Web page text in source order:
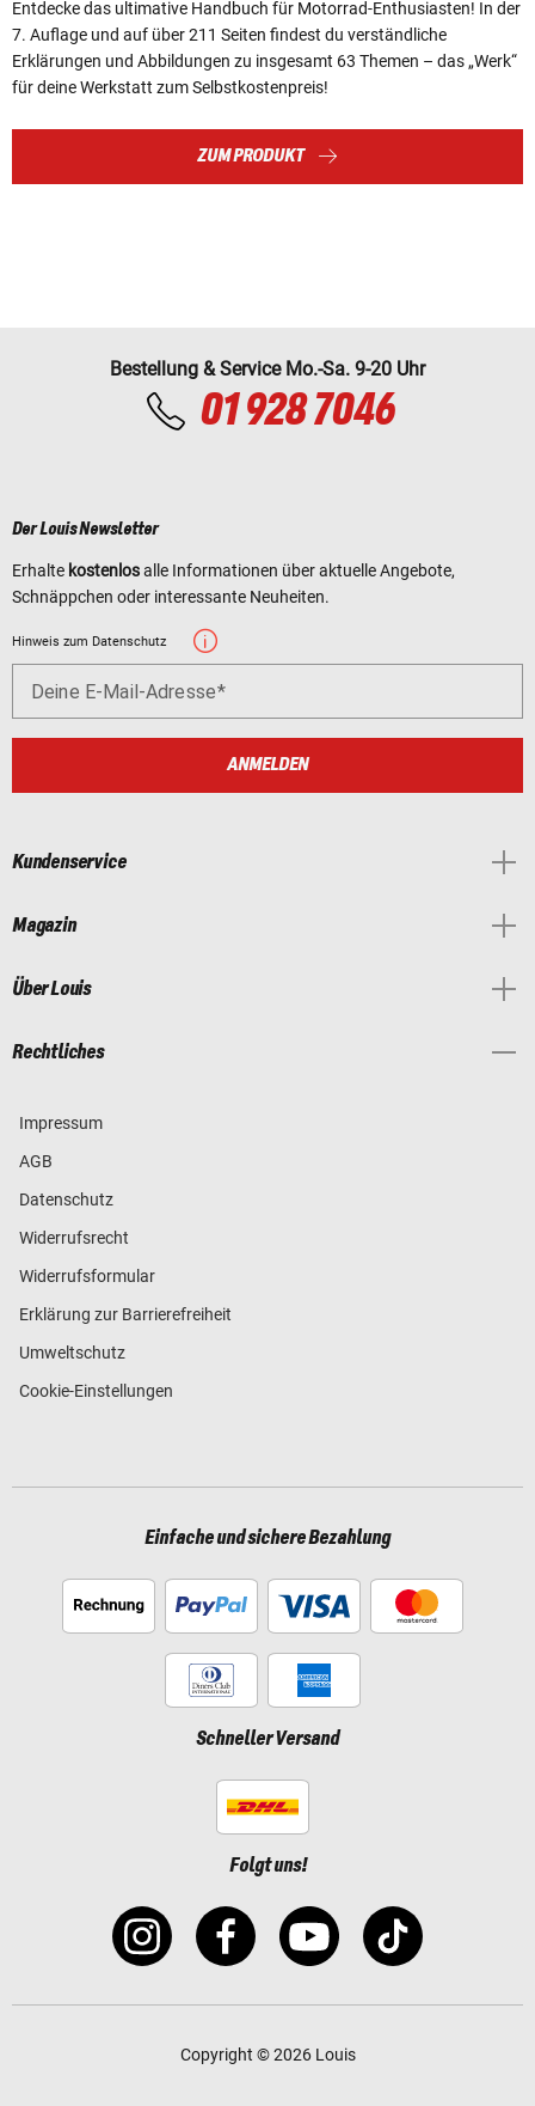
Entdecke das ultimative Handbuch für Motorrad-Enthusiasten! In der
7. Auflage und auf über 211 Seiten findest du verständliche
Erklärungen und Abbildungen zu insgesamt 63 Themen – das „Werk“
für deine Werkstatt zum Selbstkostenpreis!
ZUM PRODUKT
Bestellung & Service Mo.-Sa. 9-20 Uhr
01 928 7046
Der Louis Newsletter
Erhalte kostenlosalle Informationen über aktuelle Angebote,
Schnäppchen oder interessante Neuheiten.
Hinweis zum Datenschutz
Deine E-Mail-Adresse
ANMELDEN
Kundenservice
Magazin
Über Louis
Rechtliches
Impressum
AGB
Datenschutz
Widerrufsrecht
Widerrufsformular
Erklärung zur Barrierefreiheit
Umweltschutz
Cookie-Einstellungen
Einfache und sichere Bezahlung
Schneller Versand
Folgt uns!
Copyright © 2026 Louis